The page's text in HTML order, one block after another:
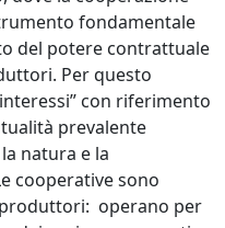
fondamentale
del potere contrattuale
Per questo
con riferimento
prevalente
natura e la
cooperative sono
operano per